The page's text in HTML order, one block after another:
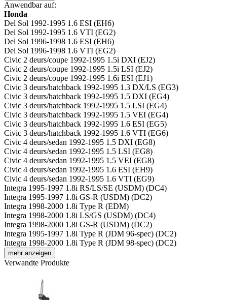
Anwendbar auf:
Honda
Del Sol 1992-1995 1.6 ESI (EH6)
Del Sol 1992-1995 1.6 VTI (EG2)
Del Sol 1996-1998 1.6 ESI (EH6)
Del Sol 1996-1998 1.6 VTI (EG2)
Civic 2 deurs/coupe 1992-1995 1.5i DXI (EJ2)
Civic 2 deurs/coupe 1992-1995 1.5i LSI (EJ2)
Civic 2 deurs/coupe 1992-1995 1.6i ESI (EJ1)
Civic 3 deurs/hatchback 1992-1995 1.3 DX/LS (EG3)
Civic 3 deurs/hatchback 1992-1995 1.5 DXI (EG4)
Civic 3 deurs/hatchback 1992-1995 1.5 LSI (EG4)
Civic 3 deurs/hatchback 1992-1995 1.5 VEI (EG4)
Civic 3 deurs/hatchback 1992-1995 1.6 ESI (EG5)
Civic 3 deurs/hatchback 1992-1995 1.6 VTI (EG6)
Civic 4 deurs/sedan 1992-1995 1.5 DXI (EG8)
Civic 4 deurs/sedan 1992-1995 1.5 LSI (EG8)
Civic 4 deurs/sedan 1992-1995 1.5 VEI (EG8)
Civic 4 deurs/sedan 1992-1995 1.6 ESI (EH9)
Civic 4 deurs/sedan 1992-1995 1.6 VTI (EG9)
Integra 1995-1997 1.8i RS/LS/SE (USDM) (DC4)
Integra 1995-1997 1.8i GS-R (USDM) (DC2)
Integra 1998-2000 1.8i Type R (EDM)
Integra 1998-2000 1.8i LS/GS (USDM) (DC4)
Integra 1998-2000 1.8i GS-R (USDM) (DC2)
Integra 1995-1997 1.8i Type R (JDM 96-spec) (DC2)
Integra 1998-2000 1.8i Type R (JDM 98-spec) (DC2)
mehr anzeigen
Verwandte Produkte